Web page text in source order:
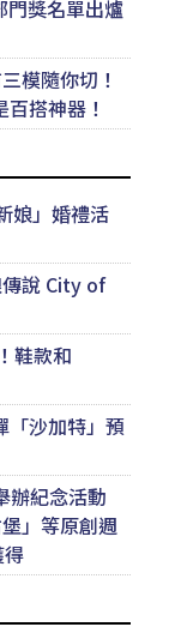
門獎名單出爐
模隨你切！
搭神器！
娘」婚禮活
傳說 City of
鞋款和
「沙加特」預
辦紀念活動
」等原創週